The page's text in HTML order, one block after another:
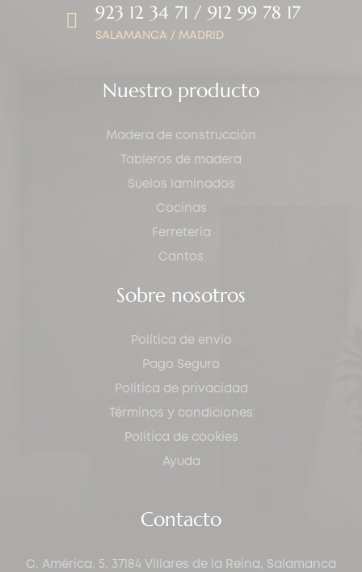
923 12 34 71 / 912 99 78 17
SALAMANCA / MADRID
Nuestro producto
Madera de construcción
Tableros de madera
Suelos laminados
Cocinas
Ferretería
Cantos
Sobre nosotros
Política de envío
Pago Seguro
Política de privacidad
Términos y condiciones
Política de cookies
Ayuda
Contacto
C. América, 5, 37184 Villares de la Reina, Salamanca